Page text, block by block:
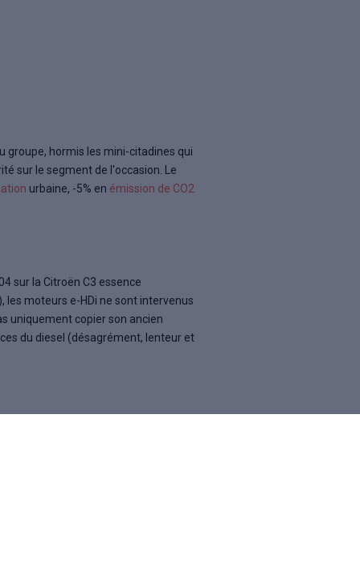
groupe, hormis les mini-citadines qui
sur le segment de l'occasion. Le
urbaine, -5% en émission de CO2
sur la Citroën C3 essence
moteurs e-HDi ne sont intervenus
uniquement copier son ancien
du diesel (désagrément, lenteur et